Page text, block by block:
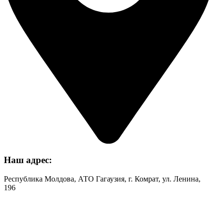
Наш адрес:
Республика Молдова, АТО Гагаузия, г. Комрат, ул. Ленина,
196